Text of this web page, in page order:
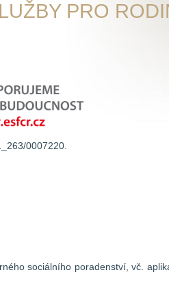
PRO
0007220.
sociálního poradenství, vč.